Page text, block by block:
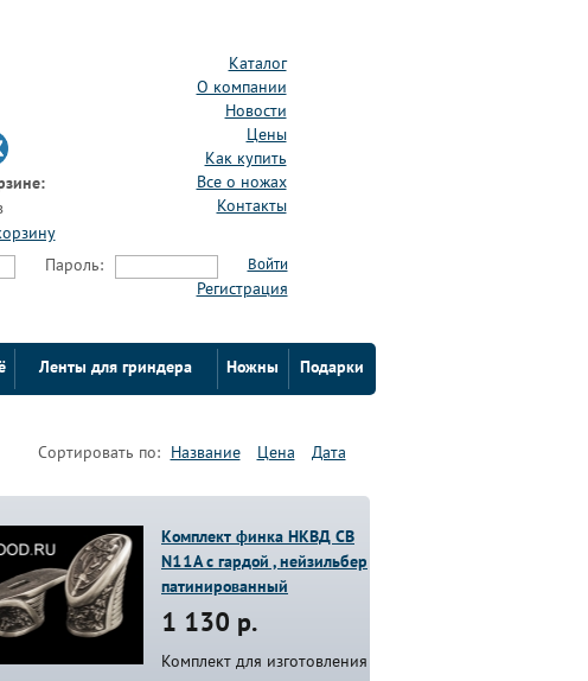
Каталог
О компании
Новости
Цены
Как купить
Все о ножах
Контакты
Пароль: Войти
Регистрация
Ленты для гриндера Ножны Подарки
Сортировать по: Название Цена Дата
Комплект финка НКВД СВ
N11A с гардой , нейзильбер
патинированный
1 130 р.
Комплект для изготовления